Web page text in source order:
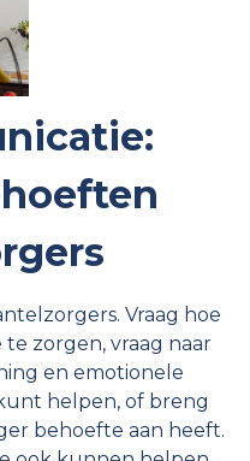
Vraag hoe
zorgen, vraag naar
en emotionele
helpen, of breng
behoefte aan heeft.